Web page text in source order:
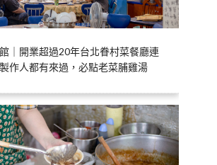
｜開業超過20年台北眷村菜餐廳連
作人都有來過，必點老菜脯雞湯